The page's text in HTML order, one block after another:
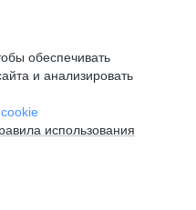
обеспечивать
и анализировать
использования